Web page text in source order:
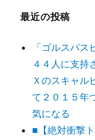
最近の投稿
「ゴルスパ
４４人に支持
Ｘのスキャル
て２０１５年
気になる
■【絶対衝撃